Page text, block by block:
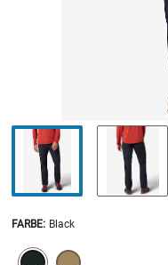
FARBE: Black
SELECTION WILL REFRESH THE